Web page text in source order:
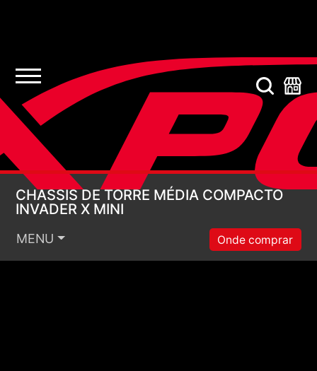
CHASSIS DE TORRE
CHASSIS DE TORRE MÉDIA COMPACTO
INVADER X MINI
MENU Onde comprar